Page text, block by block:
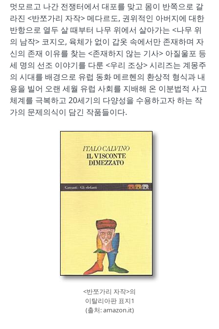
멋모르고 나간 전쟁터에서 대포를 맞고 몸이 반쪽으로 갈
라진 <반쪼가리 자작> 메다르도, 권위적인 아버지에 대한
반항으로 열두 살 때부터 나무 위에서 살아가는 <나무 위
의 남작> 코지오, 육체가 없이 갑옷 속에서만 존재하며 자
신의 존재 이유를 찾는 <존재하지 않는 기사> 아질울포 등
세 명의 선조 이야기를 다룬 <우리 조상> 시리즈는 계몽주
의 시대를 배경으로 유럽 동화 메르헨의 환상적 형식과 내
용을 빌어 오랜 세월 유럽 사회를 지배해 온 이분법적 사고
체계를 극복하고 20세기의 다양성을 수용하고자 하는 작
가의 문제의식이 담긴 작품들이다.
<반쪼가리 자작>의
이탈리아판 표지1
(출처: amazon.it)